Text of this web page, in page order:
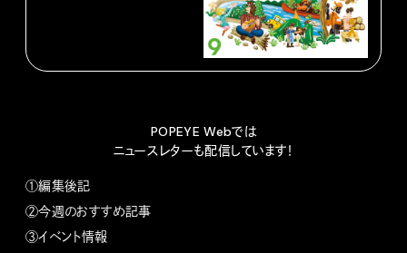
POPEYE Webでは
ニュースレターも配信しています！
①編集後記
②今週のおすすめ記事
③イベント情報